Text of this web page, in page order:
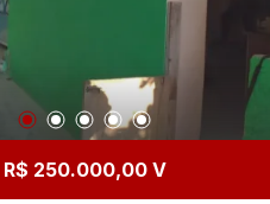
R$ 250.000,00 V